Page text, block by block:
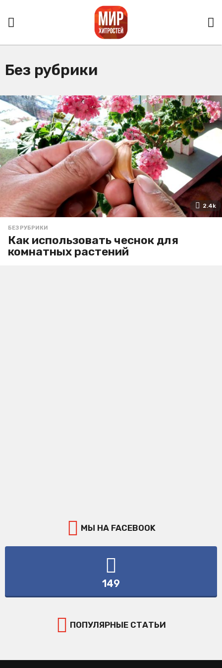
Без рубрики
2.4k
БЕЗ РУБРИКИ
Как использовать чеснок для
комнатных растений
МЫ НА FACEBOOK
149
ПОПУЛЯРНЫЕ СТАТЬИ